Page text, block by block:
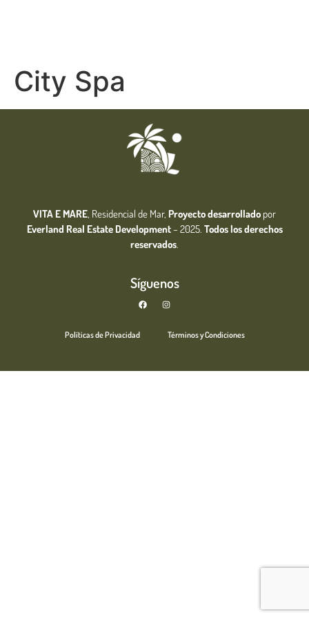
City Spa
VITA E MARE, Residencial de Mar, Proyecto desarrollado por
Everland Real Estate Development– 2025. Todos los derechos
reservados.
Síguenos
Políticas de Privacidad Términos y Condiciones